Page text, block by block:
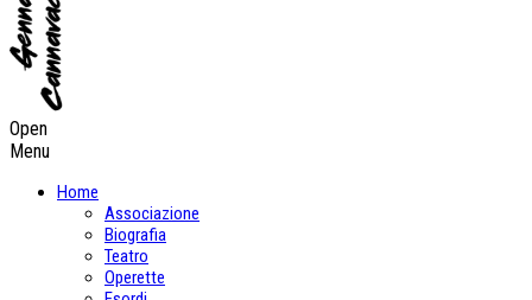
Open
Menu
Home
Associazione
Biografia
Teatro
Operette